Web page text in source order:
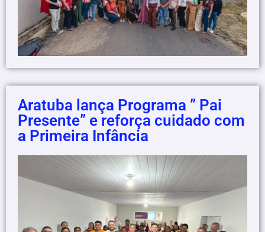
Aratuba lança Programa ” Pai
Presente” e reforça cuidado com
a Primeira Infância